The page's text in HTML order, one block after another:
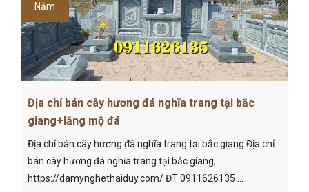
Năm
Địa chỉ bán cây hương đá nghĩa trang tại bắc
giang+lăng mộ đá
Địa chỉ bán cây hương đá nghĩa trang tại bắc giang Địa chỉ
bán cây hương đá nghĩa trang tại bắc giang,
https://damynghethaiduy.com/ ĐT 0911626135 ...